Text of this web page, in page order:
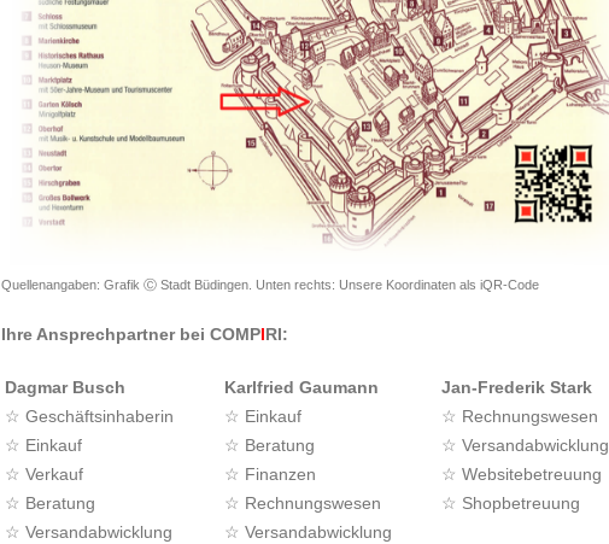
Quellenangaben: Grafik Ⓒ Stadt Büdingen. Unten rechts: Unsere Koordinaten als iQR-Code
Ihre Ansprechpartner bei COMPI RI:
Dagmar Busch Karlfried Gaumann
Jan-Frederik Stark
☆ Geschäftsinhaberin
☆ Einkauf
☆ Rechnungswesen
☆ Einkauf
☆ Beratung
☆ Versandabwicklung
☆ Verkauf
☆ Finanzen
☆ Websitebetreuung
☆ Beratung
☆ Rechnungswesen
☆ Shopbetreuung
☆ Versandabwicklung
☆ Versandabwicklung